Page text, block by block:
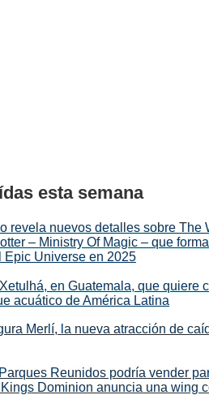
esta semana
revela nuevos detalles sobre The
– Ministry Of Magic – que
Epic Universe en 2025
en Guatemala, que quiere
acuático de América Latina
Merlí, la nueva atracción de
Reunidos podría vender
Dominion anuncia una wing